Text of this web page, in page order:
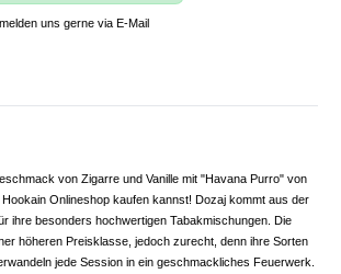
uns gerne via E-Mail
von Zigarre und Vanille mit "Havana Purro" von
Onlineshop kaufen kannst! Dozaj kommt aus der
ihre besonders hochwertigen Tabakmischungen. Die
höheren Preisklasse, jedoch zurecht, denn ihre Sorten
jede Session in ein geschmackliches Feuerwerk.